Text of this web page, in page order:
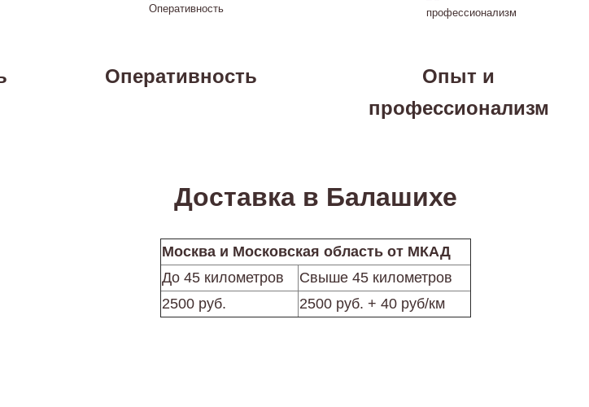
Оперативность
Опыт и
профессионализм
Доставка в Балашихе
Москва и Московская область от МКАД
До 45 километров
Свыше 45 километров
2500 руб.
2500 руб. + 40 руб/км